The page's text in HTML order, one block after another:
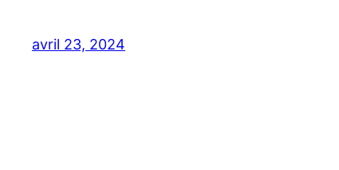
avril 23, 2024